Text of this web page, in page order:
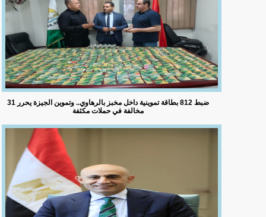
ضبط 812 بطاقة تموينية داخل مخبز بالرهاوي.. وتموين الجيزة يحرر 31
مخالفة في حملات مكثفة